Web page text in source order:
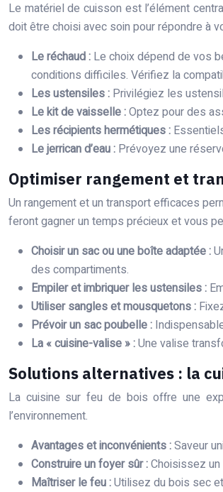
Le matériel de cuisson est l’élément
doit être choisi avec soin pour répondre à
Le réchaud : Le choix dépend de vos
conditions difficiles. Vérifiez la
Les ustensiles : Privilégiez les
Le kit de vaisselle :Optez pour des
Les récipients hermétiques :
Le jerrican d’eau : Prévoyez une
Optimiser rangement et
Un rangement et un transport efficaces
feront gagner un temps précieux et vous
Choisir un sac ou une boîte adaptée :
des compartiments.
Empiler et imbriquer les ustensiles :
Utiliser sangles et mousquetons :
Prévoir un sac poubelle :
La « cuisine-valise » :Une valise
Solutions alternatives : la
La cuisine sur feu de bois offre une
l’environnement.
Avantages et inconvénients :Saveur
Construire un foyer sûr :Choisissez
Maîtriser le feu :Utilisez du bois sec